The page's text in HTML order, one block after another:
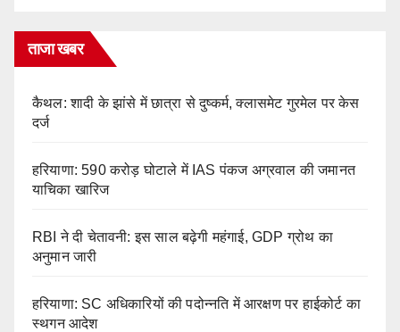
ताजा खबर
कैथल: शादी के झांसे में छात्रा से दुष्कर्म, क्लासमेट गुरमेल पर केस
दर्ज
हरियाणा: 590 करोड़ घोटाले में IAS पंकज अग्रवाल की जमानत
याचिका खारिज
RBI ने दी चेतावनी: इस साल बढ़ेगी महंगाई, GDP ग्रोथ का
अनुमान जारी
हरियाणा: SC अधिकारियों की पदोन्नति में आरक्षण पर हाईकोर्ट का
स्थगन आदेश